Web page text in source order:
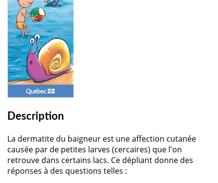
Description
La dermatite du baigneur est une affection cutanée
causée par de petites larves (cercaires) que l'on
retrouve dans certains lacs. Ce dépliant donne des
réponses à des questions telles :